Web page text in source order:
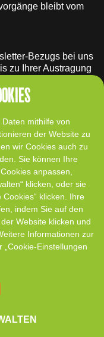
mithilfe von
der Website zu
wir Cookies auch zu
Sie können Ihre
anpassen,
klicken, oder sie
klicken. Ihre
indem Sie auf den
Website klicken und
Informationen zur
Einstellungen
bleibt vom
Bezugs bei uns
zu Ihrer Austragung
und nach der
bleiben hiervon
wird
Blacklist
künftiger Mailings
werden nur für
anderen Daten
Interesse als
der gesetzlichen
(berechtigtes
sofern Ihre
überwiegen.